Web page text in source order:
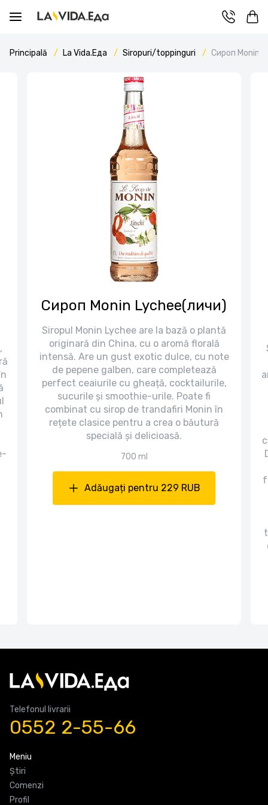
Principală La Vida.Еда Siropuri/toppinguri Сироп Monin
Сироп Monin Lychee(личи)
Siropul Monin Lychee are la bază o plantă
originară din China, cu o aromă florală
intensă. Are un gust exotic dulce, cu note
de pepene galben, care completează
perfect ceaiurile cu gheață, cocktailurile,
sucurile și smoothie-urile. Poate fi
combinat cu sirop de trandafiri Monin în
rețete clasice pentru a crea o băutură
specială și delicioasă.
700 ml
Adăugați pentru 229 RUB
Telefonul livrarii
0552 2-55-66
Meniu
Știri
Comenzi
Profil